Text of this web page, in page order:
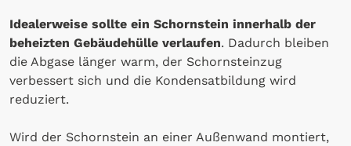
Idealerweise sollte ein Schornstein innerhalb der
beheizten Gebäudehülle verlaufen. Dadurch bleiben
die Abgase länger warm, der Schornsteinzug
verbessert sich und die Kondensatbildung wird
reduziert.
Wird der Schornstein an einer Außenwand montiert,